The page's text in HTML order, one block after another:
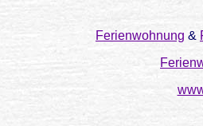
Ferienwohnung &